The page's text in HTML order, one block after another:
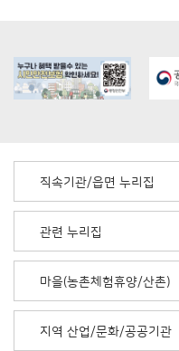
직속기관/읍면 누리집
관련 누리집
마을(농촌체험휴양/산촌)
지역 산업/문화/공공기관